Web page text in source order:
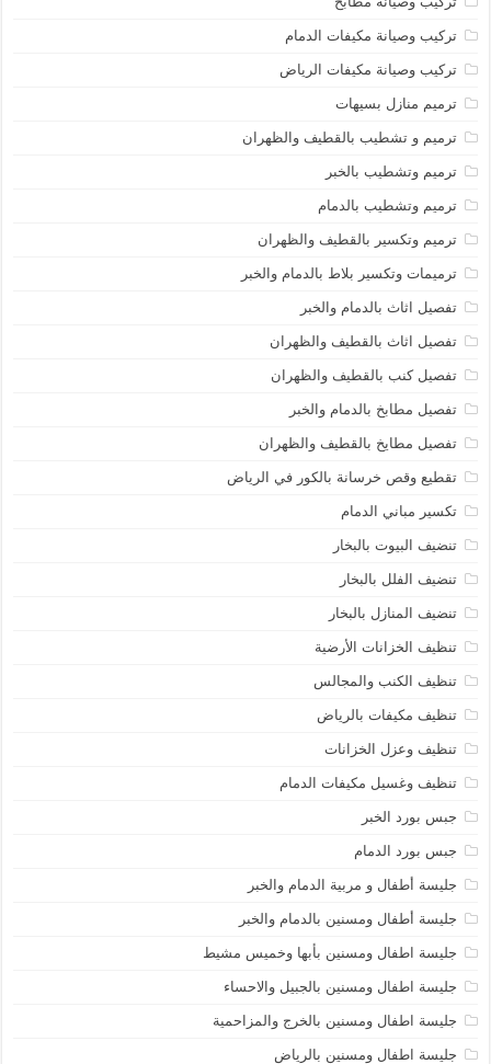
تركيب وصيانة مكيفات الدمام
تركيب وصيانة مكيفات الرياض
ترميم منازل بسيهات
ترميم و تشطيب بالقطيف والظهران
ترميم وتشطيب بالخبر
ترميم وتشطيب بالدمام
ترميم وتكسير بالقطيف والظهران
ترميمات وتكسير بلاط بالدمام والخبر
تفصيل اثاث بالدمام والخبر
تفصيل اثاث بالقطيف والظهران
تفصيل كنب بالقطيف والظهران
تفصيل مطابخ بالدمام والخبر
تفصيل مطايخ بالقطيف والظهران
تقطيع وقص خرسانة بالكور في الرياض
تكسير مباني الدمام
تنضيف البيوت بالبخار
تنضيف الفلل بالبخار
تنضيف المنازل بالبخار
تنظيف الخزانات الأرضية
تنظيف الكنب والمجالس
تنظيف مكيفات بالرياض
تنظيف وعزل الخزانات
تنظيف وغسيل مكيفات الدمام
جبس بورد الخبر
جبس بورد الدمام
جليسة أطفال و مربية الدمام والخبر
جليسة أطفال ومسنين بالدمام والخبر
جليسة اطفال ومسنين بأبها وخميس مشيط
جليسة اطفال ومسنين بالجبيل والاحساء
جليسة اطفال ومسنين بالخرج والمزاحمية
جليسة اطفال ومسنين بالرياض